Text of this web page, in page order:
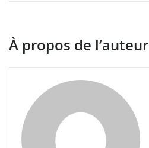
À propos de l’auteur